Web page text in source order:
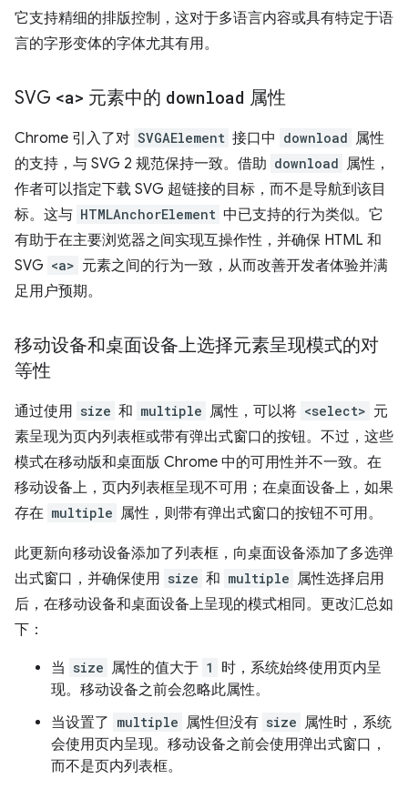
它支持精细的排版控制，这对于多语言内容或具有特定于语
言的字形变体的字体尤其有用。
SVG <a> 元素中的 download 属性
Chrome 引入了对 SVGAElement 接口中 download 属性
的支持，与 SVG 2 规范保持一致。借助 download 属性，
作者可以指定下载 SVG 超链接的目标，而不是导航到该目
标。这与 HTMLAnchorElement 中已支持的行为类似。它
有助于在主要浏览器之间实现互操作性，并确保 HTML 和
SVG <a> 元素之间的行为一致，从而改善开发者体验并满
足用户预期。
移动设备和桌面设备上选择元素呈现模式的对
等性
通过使用 size 和 multiple 属性，可以将 <select> 元
素呈现为页内列表框或带有弹出式窗口的按钮。不过，这些
模式在移动版和桌面版 Chrome 中的可用性并不一致。在
移动设备上，页内列表框呈现不可用；在桌面设备上，如果
存在 multiple 属性，则带有弹出式窗口的按钮不可用。
此更新向移动设备添加了列表框，向桌面设备添加了多选弹
出式窗口，并确保使用 size 和 multiple 属性选择启用
后，在移动设备和桌面设备上呈现的模式相同。更改汇总如
下：
当 size 属性的值大于 1
时，系统始终使用页内呈
现。移动设备之前会忽略此属性。
当设置了 multiple 属性但没有 size 属性时，系统
会使用页内呈现。移动设备之前会使用弹出式窗口，
而不是页内列表框。